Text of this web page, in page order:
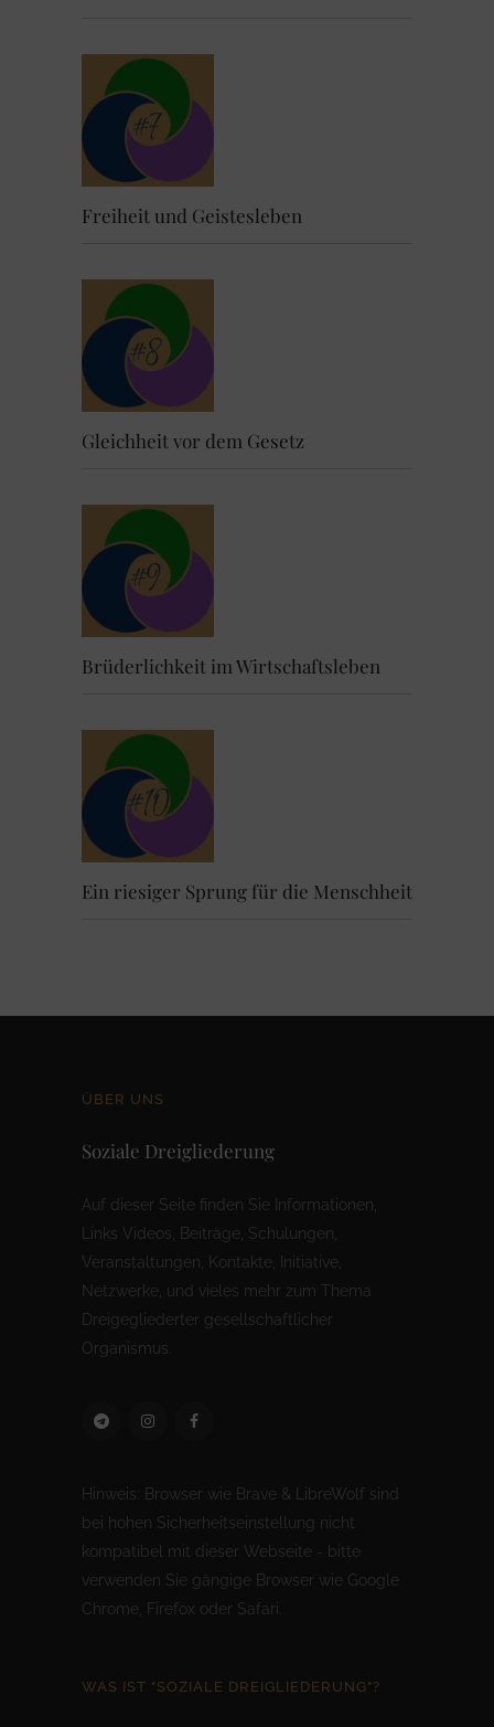
Freiheit und Geistesleben
Gleichheit vor dem Gesetz
Brüderlichkeit im Wirtschaftsleben
Ein riesiger Sprung für die Menschheit
ÜBER UNS
Soziale Dreigliederung
Auf dieser Seite finden Sie Informationen,
Links Videos, Beiträge, Schulungen,
Veranstaltungen, Kontakte, Initiative,
Netzwerke, und vieles mehr zum Thema
Dreigegliederter gesellschaftlicher
Organismus.
Hinweis: Browser wie Brave & LibreWolf sind
bei hohen Sicherheitseinstellung nicht
kompatibel mit dieser Webseite - bitte
verwenden Sie gängige Browser wie Google
Chrome, Firefox oder Safari.
WAS IST "SOZIALE DREIGLIEDERUNG"?